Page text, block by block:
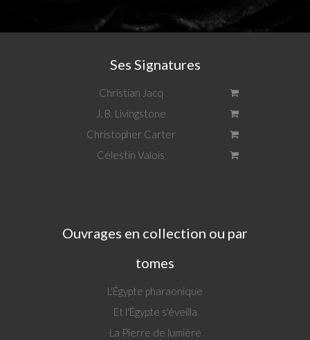
Ses Signatures
Christian Jacq
J. B. Livingstone
Christopher Carter
Célestin Valois
Ouvrages en collection ou par
tomes
L'Égypte pharaonique
Et l'Égypte s'éveilla
La Pierre de lumière